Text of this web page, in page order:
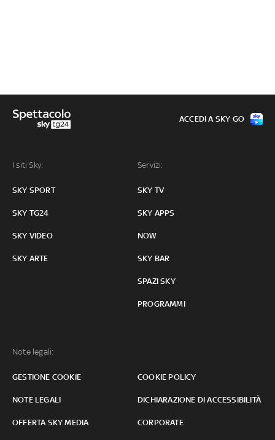
I siti Sky:
SKY SPORT
SKY TG24
SKY VIDEO
SKY ARTE
Servizi:
SKY TV
SKY APPS
NOW
SKY BAR
SPAZI SKY
PROGRAMMI
Note legali:
GESTIONE COOKIE COOKIE POLICY
NOTE LEGALI DICHIARAZIONE DI ACCESSIBILITÀ
OFFERTA SKY MEDIA CORPORATE
ACCEDI A SKY GO